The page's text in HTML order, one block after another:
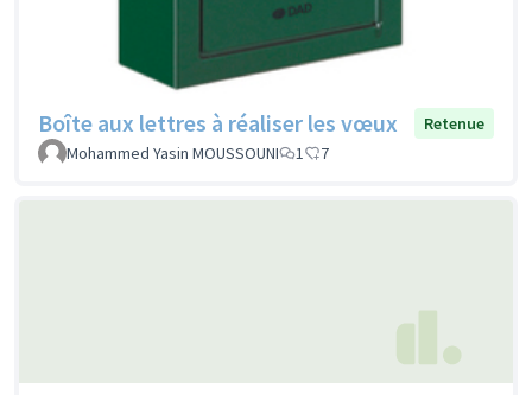
Boîte aux lettres à réaliser les vœux
Retenue
Mohammed Yasin MOUSSOUNI
1 7